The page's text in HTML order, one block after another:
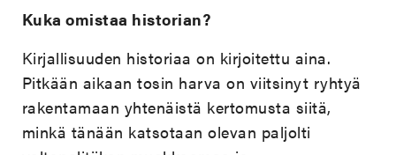
Kuka omistaa historian?
Kirjallisuuden historiaa on kirjoitettu aina.
Pitkään aikaan tosin harva on viitsinyt ryhtyä
rakentamaan yhtenäistä kertomusta siitä,
minkä tänään katsotaan olevan paljolti